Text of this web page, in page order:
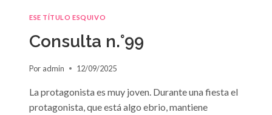
DE
EMMA
DARCY
ESE TÍTULO ESQUIVO
Consulta n.°99
Por admin 12/09/2025
La protagonista es muy joven. Durante una fiesta el
protagonista, que está algo ebrio, mantiene